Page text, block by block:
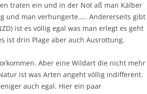
traten ein und in der Not aß man Kälber
und man verhungerte….. Andererseits gibt
ist es völlig egal was man erlegt es geht
ist drin Plage aber auch Ausrottung.
Aber eine Wildart die nicht mehr
ist was Arten angeht völlig indifferent.
auch egal. Hier ein paar